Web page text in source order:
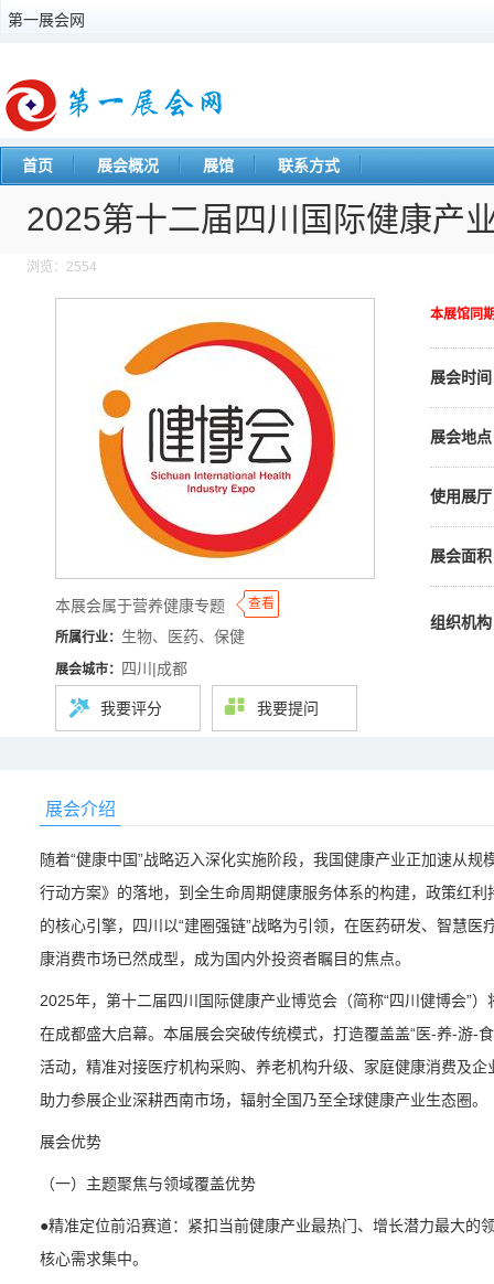
第一展会网
首页 展会概况 展馆 联系方式
2025第十二届四川国际健康产
浏览：2554
本展馆同
展会时
展会地
使用展
展会面
组织机构
本展会属于营养健康专题 ◆
◆查看
所属行业： 生物、医药、保健
展会城市： 四川|成都
我要评分 我要提问
展会介绍
随着“健康中国”战略迈入深化实施阶段，我国健康产业正加速从
行动方案》的落地，到全生命周期健康服务体系的构建，政策红
的核心引擎，四川以“建圈强链”战略为引领，在医药研发、智慧
康消费市场已然成型，成为国内外投资者瞩目的焦点。
2025年，第十二届四川国际健康产业博览会（简称“四川健博会”
在成都盛大启幕。本届展会突破传统模式，打造覆盖盖“医-养-游-
活动，精准对接医疗机构采购、养老机构升级、家庭健康消费及
助力参展企业深耕西南市场，辐射全国乃至全球健康产业生态圈。
展会优势
（一）主题聚焦与领域覆盖优势
●精准定位前沿赛道：紧扣当前健康产业最热门、增长潜力最大的
核心需求集中。